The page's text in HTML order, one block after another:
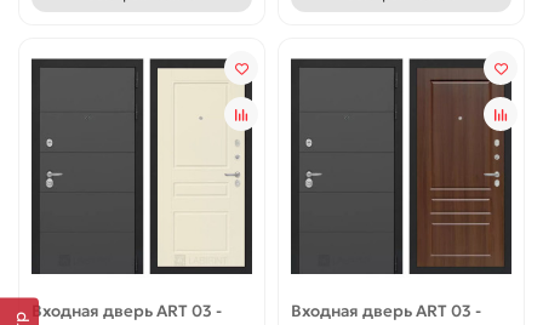
Входная дверь ART 03 -
Входная дверь ART 03 -